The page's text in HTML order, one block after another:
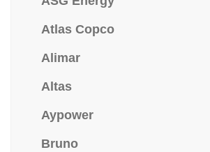
Atlas Copco
Alimar
Altas
Aypower
Bruno